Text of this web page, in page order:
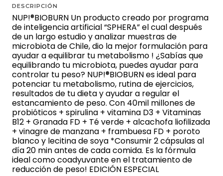
DESCRIPCIÓN
NUP!®BIOBURN Un producto creado por programa
de inteligencia artificial “SPHERA” el cual después
de un largo estudio y analizar muestras de
microbiota de Chile, dio la mejor formulación para
ayudar a equilibrar tu metabolismo ! ¿Sabías que
equilibrando tu microbiota, puedes ayudar para
controlar tu peso? NUP!®BIOBURN es ideal para
potenciar tu metabolismo, rutina de ejercicios,
resultados de tu dieta y ayudar a regular el
estancamiento de peso. Con 40mil millones de
probióticos + spirulina + vitamina D3 + Vitaminas
B12 + Granada FD + Té verde + alcachofa liofilizada
+ vinagre de manzana + frambuesa FD + poroto
blanco y lecitina de soya *Consumir 2 cápsulas al
día 20 min antes de cada comida. Es la fórmula
ideal como coadyuvante en el tratamiento de
reducción de peso! EDICIÓN ESPECIAL